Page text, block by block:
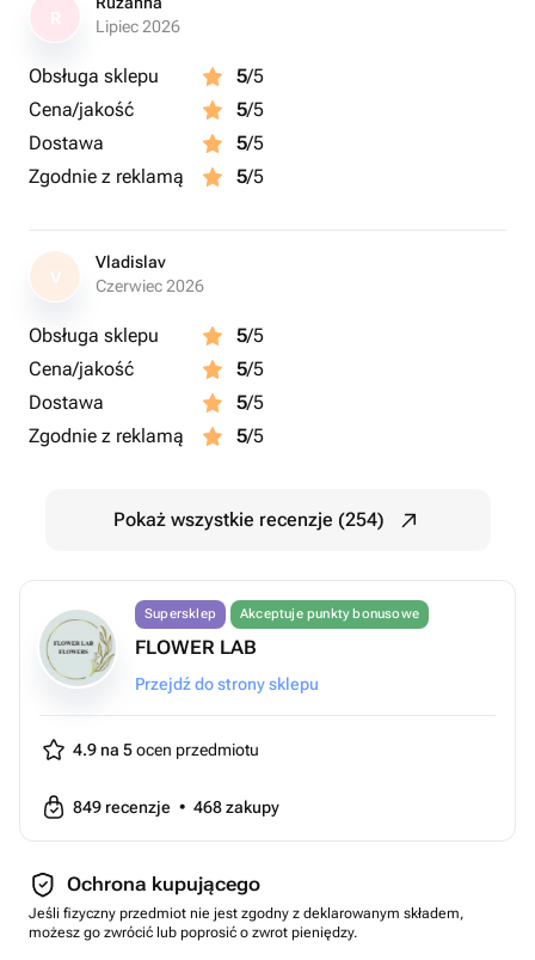
Lipiec 2026
Obsługa sklepu 5/5
Cena/jakość
5/5
Dostawa
5/5
Zgodnie z reklamą
5/5
V
Vladislav
Czerwiec 2026
Obsługa sklepu 5/5
Cena/jakość
5/5
Dostawa
5/5
Zgodnie z reklamą
5/5
Pokaż wszystkie recenzje (254)
Supersklep Akceptuje punkty bonusowe
FLOWER LAB
Przejdź do strony sklepu
4.9 na 5ocen przedmiotu
849 recenzje • 468zakupy
Ochrona kupującego
Jeśli fizyczny przedmiot nie jest zgodny z deklarowanym składem,
możesz go zwrócić lub poprosić o zwrot pieniędzy.